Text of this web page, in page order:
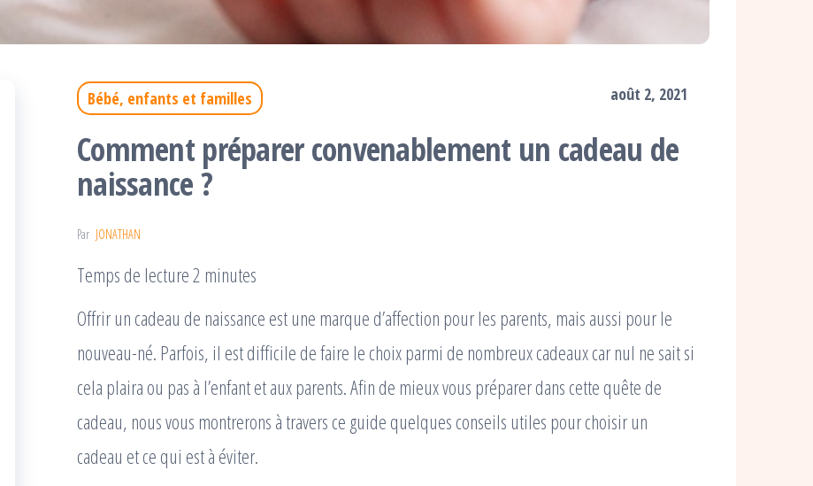
Bébé, enfants et familles août 2, 2021
Comment préparer convenablement un cadeau de
naissance ?
Par JONATHAN
Temps de lecture 2 minutes
Offrir un cadeau de naissance est une marque d’affection pour les parents, mais aussi pour le
nouveau-né. Parfois, il est difficile de faire le choix parmi de nombreux cadeaux car nul ne sait si
cela plaira ou pas à l’enfant et aux parents. Afin de mieux vous préparer dans cette quête de
cadeau, nous vous montrerons à travers ce guide quelques conseils utiles pour choisir un
cadeau et ce qui est à éviter.